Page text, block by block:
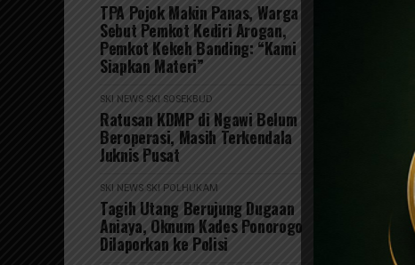
TPA Pojok Makin Panas, Warga
Sebut Pemkot Kediri Arogan,
Pemkot Kekeh Banding: “Kami
Siapkan Materi”
SKI NEWS SKI SOSEKBUD
Ratusan KDMP di Ngawi Belum
Beroperasi, Masih Terkendala
Juknis Pusat
SKI NEWS SKI POLHUKAM
Tagih Utang Berujung Dugaan
Aniaya, Oknum Kades Ponorogo
Dilaporkan ke Polisi